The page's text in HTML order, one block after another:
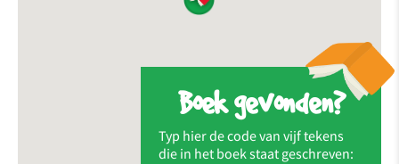
Boek gevonden?
Typ hier de code van vijf tekens
die in het boek staat geschreven: